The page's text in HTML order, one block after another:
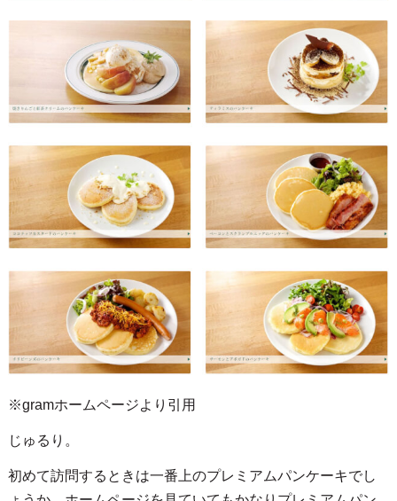
※gramホームページより引用
じゅるり。
初めて訪問するときは一番上のプレミアムパンケーキでし